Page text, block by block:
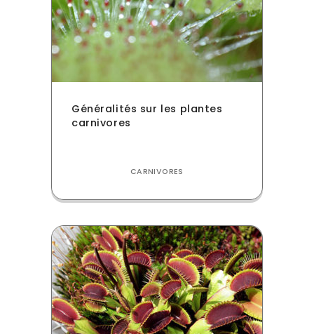
Généralités sur les plantes
carnivores
CARNIVORES